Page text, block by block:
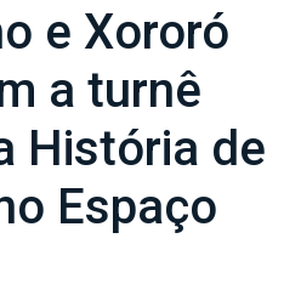
e Xororó
a turnê
História de
Espaço